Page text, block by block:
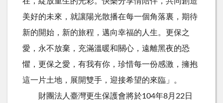
美好的未來，就讓陽光散播在每一個角落裏，期待
新的開始，新的旅程，邁向幸福的人生。更保之
愛，永不放棄，充滿溫暖和關心，遠離黑夜的恐
懼，更保之愛，有我有你，珍惜每一份感激，擁抱
這一片土地，展開雙手，迎接希望的來臨」。
財團法人臺灣更生保護會將於104年8月22日